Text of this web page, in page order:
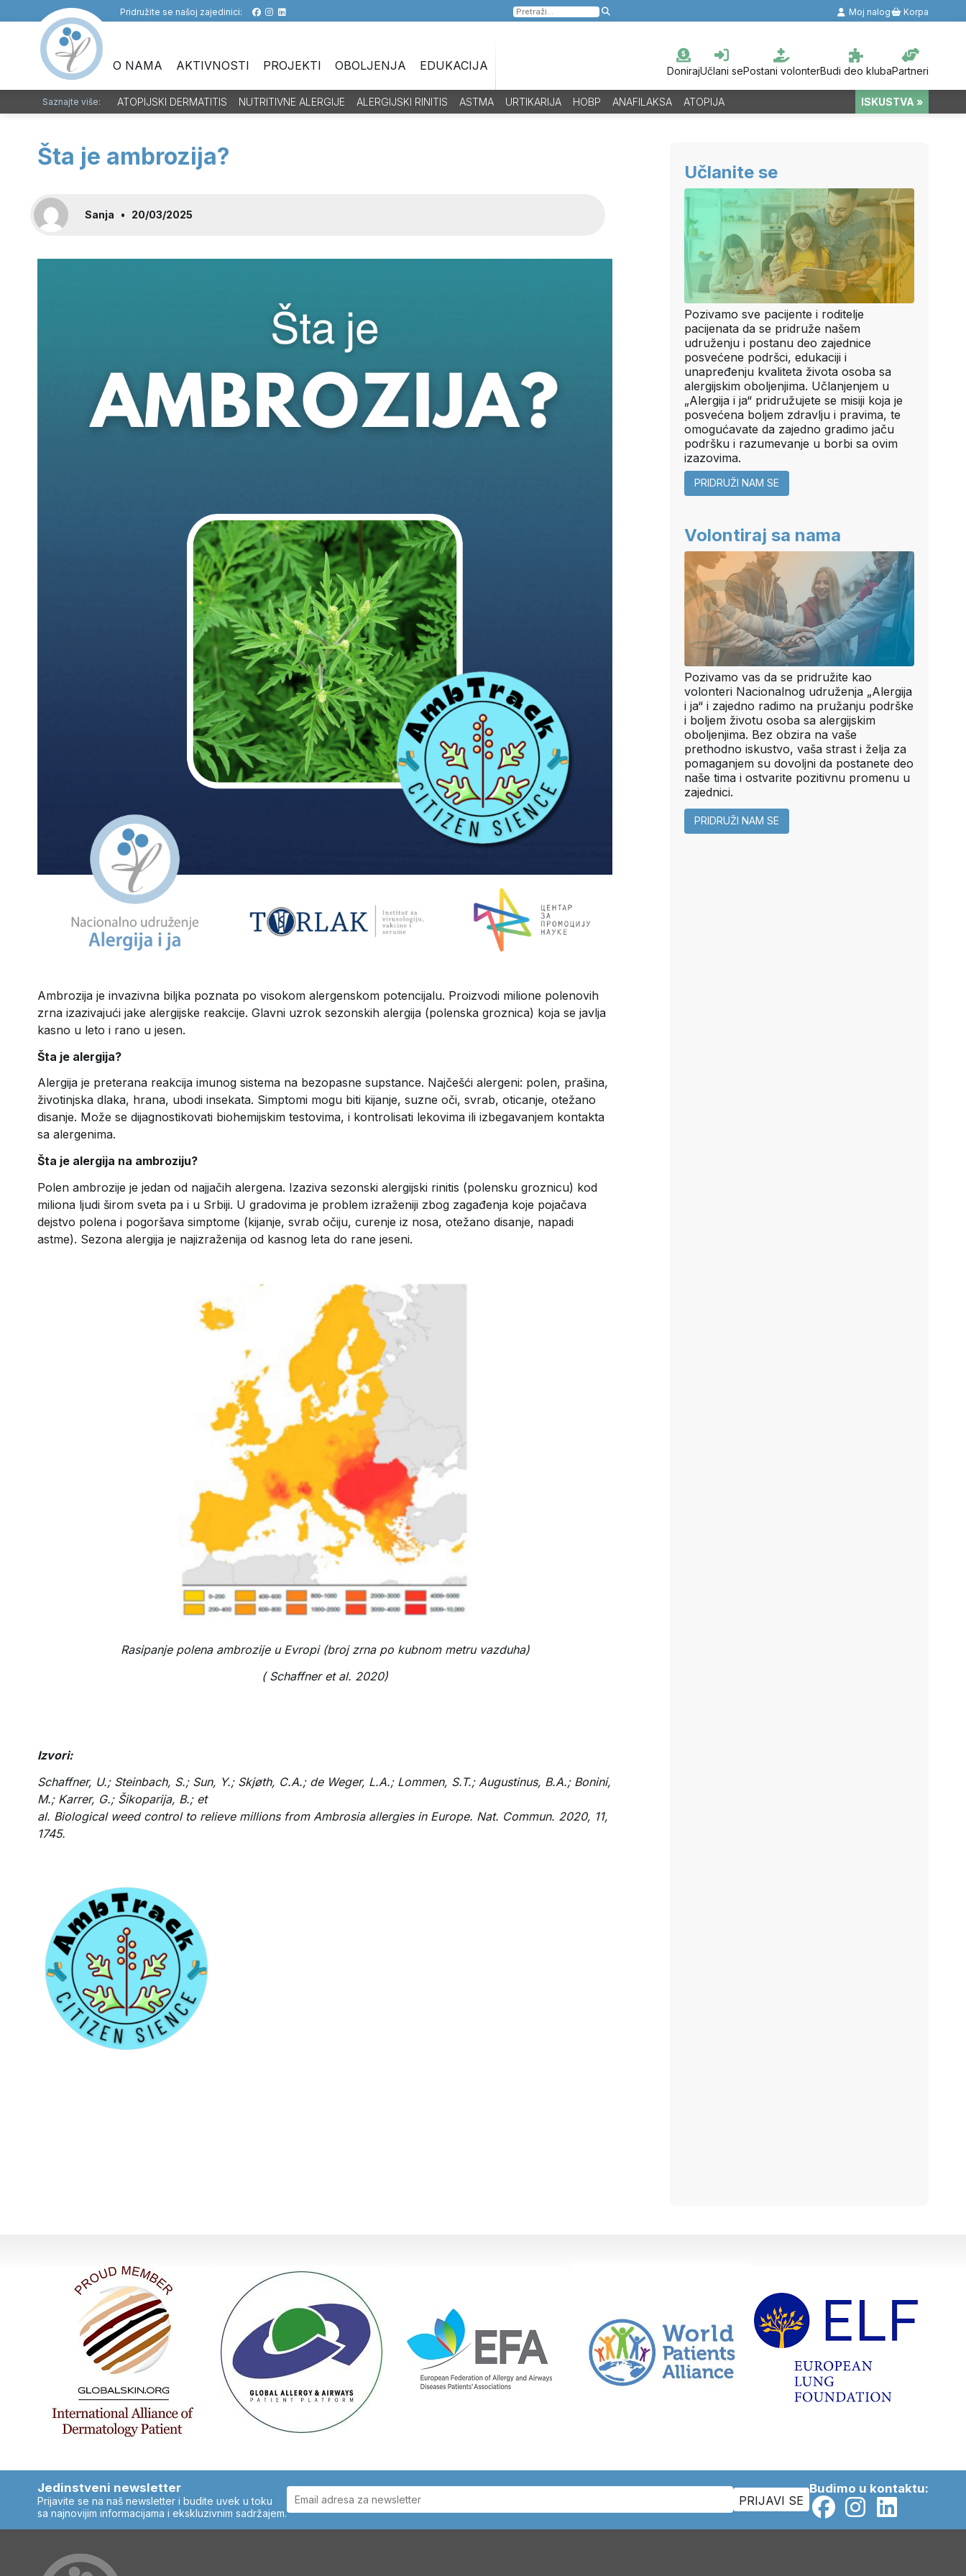
Pridružite se našoj zajedinici:
Pretraga
za:
Moj nalog Korpa
O NAMA AKTIVNOSTI PROJEKTI OBOLJENJA EDUKACIJA DonirajUčlani sePostani volonterBudi deo klubaPartneri
Saznajte više: ATOPIJSKI DERMATITIS NUTRITIVNE ALERGIJE ALERGIJSKI RINITIS ASTMA URTIKARIJA HOBP ANAFILAKSA ATOPIJA ISKUSTVA »
Šta je ambrozija?
Sanja • 20/03/2025
Ambrozija je invazivna biljka poznata po visokom alergenskom potencijalu. Proizvodi milione polenovih
zrna izazivajući jake alergijske reakcije. Glavni uzrok sezonskih alergija (polenska groznica) koja se javlja
kasno u leto i rano u jesen.
Šta je alergija?
Alergija je preterana reakcija imunog sistema na bezopasne supstance. Najčešći alergeni: polen, prašina,
životinjska dlaka, hrana, ubodi insekata. Simptomi mogu biti kijanje, suzne oči, svrab, oticanje, otežano
disanje. Može se dijagnostikovati biohemijskim testovima, i kontrolisati lekovima ili izbegavanjem kontakta
sa alergenima.
Šta je alergija na ambroziju?
Polen ambrozije je jedan od najjačih alergena. Izaziva sezonski alergijski rinitis (polensku groznicu) kod
miliona ljudi širom sveta pa i u Srbiji. U gradovima je problem izraženiji zbog zagađenja koje pojačava
dejstvo polena i pogoršava simptome (kijanje, svrab očiju, curenje iz nosa, otežano disanje, napadi
astme). Sezona alergija je najizraženija od kasnog leta do rane jeseni.
Rasipanje polena ambrozije u Evropi (broj zrna po kubnom metru vazduha)
( Schaffner et al. 2020)
Izvori:
Schaffner, U.; Steinbach, S.; Sun, Y.; Skjøth, C.A.; de Weger, L.A.; Lommen, S.T.; Augustinus, B.A.; Bonini,
M.; Karrer, G.; Šikoparija, B.; et
al. Biological weed control to relieve millions from Ambrosia allergies in Europe. Nat. Commun. 2020, 11,
1745.
Učlanite se
Pozivamo sve pacijente i roditelje
pacijenata da se pridruže našem
udruženju i postanu deo zajednice
posvećene podršci, edukaciji i
unapređenju kvaliteta života osoba sa
alergijskim oboljenjima. Učlanjenjem u
„Alergija i ja“ pridružujete se misiji koja je
posvećena boljem zdravlju i pravima, te
omogućavate da zajedno gradimo jaču
podršku i razumevanje u borbi sa ovim
izazovima.
PRIDRUŽI NAM SE
Volontiraj sa nama
Pozivamo vas da se pridružite kao
volonteri Nacionalnog udruženja „Alergija
i ja“ i zajedno radimo na pružanju podrške
i boljem životu osoba sa alergijskim
oboljenjima. Bez obzira na vaše
prethodno iskustvo, vaša strast i želja za
pomaganjem su dovoljni da postanete deo
naše tima i ostvarite pozitivnu promenu u
zajednici.
PRIDRUŽI NAM SE
Jedinstveni newsletter
Prijavite se na naš newsletter i budite uvek u toku
sa najnovijim informacijama i ekskluzivnim sadržajem.
Budimo u kontaktu: